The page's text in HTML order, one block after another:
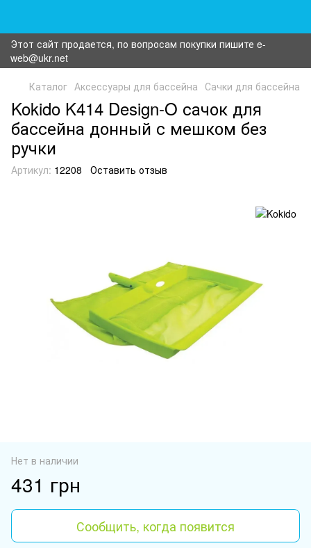
Этот сайт продается, по вопросам покупки пишите e-
web@ukr.net
Каталог Аксессуары для бассейна Сачки для бассейна
Kokido K414 Design-O сачок для
бассейна донный с мешком без
ручки
Артикул: 12208 Оставить отзыв
Нет в наличии
431 грн
Сообщить, когда появится